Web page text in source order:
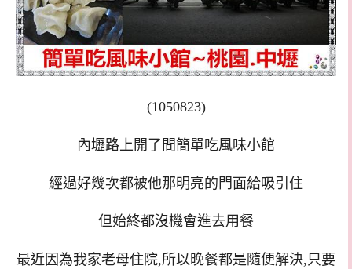
(1050823)
內壢路上開了間簡單吃風味小館
經過好幾次都被他那明亮的門面給吸引住
但始終都沒機會進去用餐
最近因為我家老母住院,所以晚餐都是隨便解決,只要